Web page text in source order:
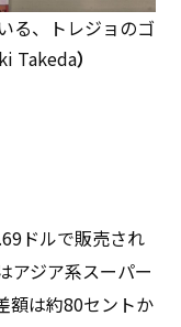
る、トレジョのゴ
Takeda）
ドルで販売され
アジア系スーパー
額は約80セントか